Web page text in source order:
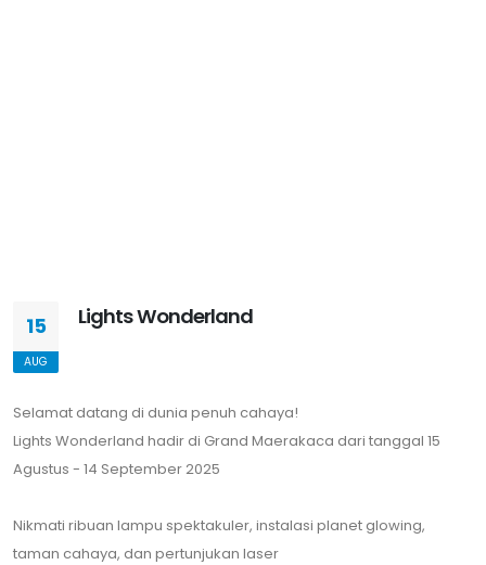
15
AUG
Lights Wonderland
Selamat datang di dunia penuh cahaya!
Lights Wonderland hadir di Grand Maerakaca dari tanggal 15
Agustus - 14 September 2025
Nikmati ribuan lampu spektakuler, instalasi planet glowing,
taman cahaya, dan pertunjukan laser